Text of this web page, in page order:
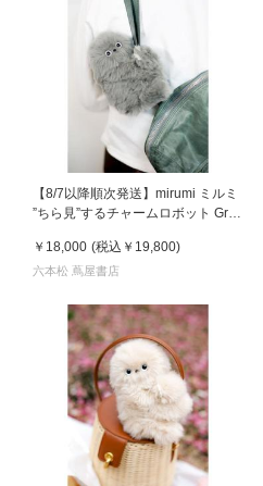
【8/7以降順次発送】mirumi ミルミ
”ちら見”するチャームロボット Gray
￥18,000 (税込 ￥19,800)
六本松 蔦屋書店